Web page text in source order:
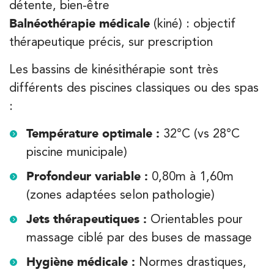
détente, bien-être
Balnéothérapie médicale (kiné) : objectif
thérapeutique précis, sur prescription
Les bassins de kinésithérapie sont très
différents des piscines classiques ou des spas
:
Température optimale : 32°C (vs 28°C
piscine municipale)
Profondeur variable : 0,80m à 1,60m
(zones adaptées selon pathologie)
Jets thérapeutiques : Orientables pour
massage ciblé par des buses de massage
Hygiène médicale : Normes drastiques,
Entrez votre adresse afin de trouver le cabinet IK la plus
Filtrer lescabinets avec balnéothérapie
IK Châtenay-Malabry – 92
Châtenay-Malabry
380 Av. de la Division Leclerc 92290 Châtenay-
01 43 50 05 24
PRENEZ RDV SUR
PRENEZ RDV SUR